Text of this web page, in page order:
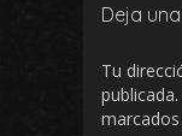
Deja
Tu
publicada.